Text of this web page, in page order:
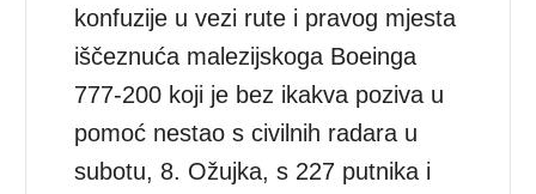
konfuzije u vezi rute i pravog mjesta
iščeznuća malezijskoga Boeinga
777-200 koji je bez ikakva poziva u
pomoć nestao s civilnih radara u
subotu, 8. Ožujka, s 227 putnika i